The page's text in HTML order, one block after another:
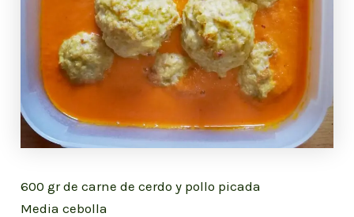
600 gr de carne de cerdo y pollo picada
Media cebolla